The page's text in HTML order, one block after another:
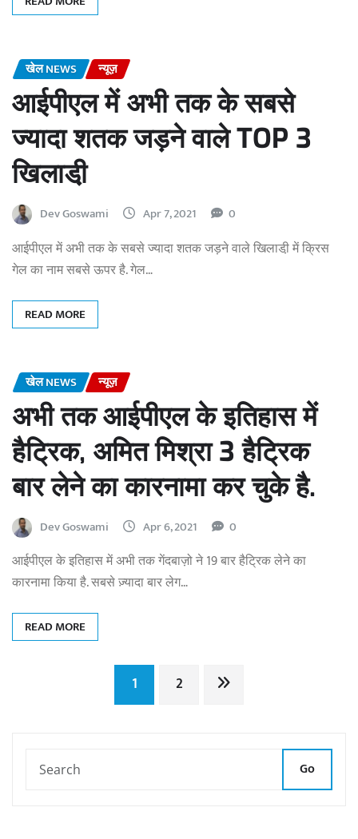
खेल NEWS न्यूज़
आईपीएल में अभी तक के सबसे
ज्यादा शतक जड़ने वाले TOP 3
खिलाडी़
Dev Goswami Apr 7, 2021 0
आईपीएल में अभी तक के सबसे ज्यादा शतक जड़ने वाले खिलाडी़ में क्रिस
गेल का नाम सबसे ऊपर है. गेल…
READ MORE
खेल NEWS न्यूज़
अभी तक आईपीएल के इतिहास में
हैट्रिक, अमित मिश्रा 3 हैट्रिक
बार लेने का कारनामा कर चुके है.
Dev Goswami Apr 6, 2021 0
आईपीएल के इतिहास में अभी तक गेंदबाज़ो ने 19 बार हैट्रिक लेने का
कारनामा किया है. सबसे ज़्यादा बार लेग…
READ MORE
Posts
1 2
Go